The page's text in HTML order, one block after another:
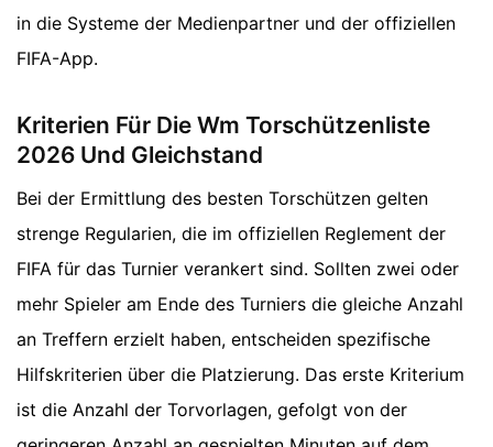
in die Systeme der Medienpartner und der offiziellen
FIFA-App.
Kriterien Für Die Wm Torschützenliste
2026 Und Gleichstand
Bei der Ermittlung des besten Torschützen gelten
strenge Regularien, die im offiziellen Reglement der
FIFA für das Turnier verankert sind. Sollten zwei oder
mehr Spieler am Ende des Turniers die gleiche Anzahl
an Treffern erzielt haben, entscheiden spezifische
Hilfskriterien über die Platzierung. Das erste Kriterium
ist die Anzahl der Torvorlagen, gefolgt von der